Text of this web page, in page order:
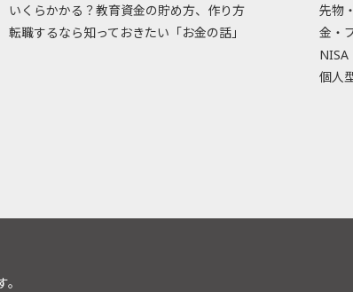
いくらかかる？教育資金の貯め方、作り方
転職するなら知っておきたい「お金の話」
先物
金・
NISA
個人